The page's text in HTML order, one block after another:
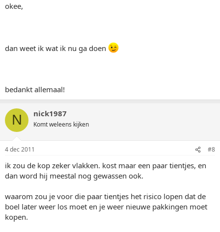
okee,
dan weet ik wat ik nu ga doen
bedankt allemaal!
N nick1987
Komt weleens kijken
4 dec 2011 #8
ik zou de kop zeker vlakken. kost maar een paar tientjes, en
dan word hij meestal nog gewassen ook.
waarom zou je voor die paar tientjes het risico lopen dat de
boel later weer los moet en je weer nieuwe pakkingen moet
kopen.